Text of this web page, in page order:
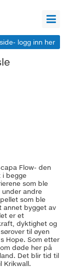
logg inn her
Flow- den
i begge
som ble
andre
som ble
annet bygget av
er et
dyktighet og
til øyen
Hope. Som etter
døde her på
Det blir tid til
Krikwall.